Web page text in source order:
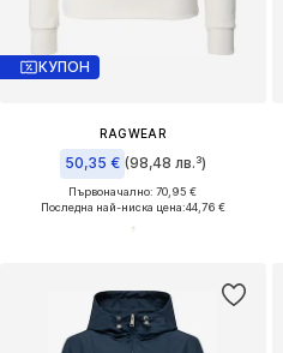
КУПОН
RAGWEAR
50,35 € (98,48 лв.³)
Първоначално: 70,95 €
Последна най-ниска цена:44,76 €